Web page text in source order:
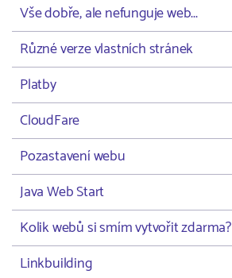
Vše dobře, ale nefunguje web...
Různé verze vlastních stránek
Platby
CloudFare
Pozastavení webu
Java Web Start
Kolik webů si smím vytvořit zdarma?
Linkbuilding